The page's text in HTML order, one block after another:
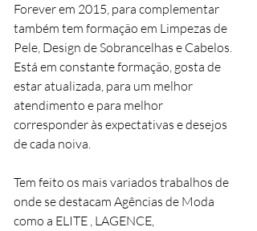
Forever em 2015, para complementar
também tem formação em Limpezas de
Pele, Design de Sobrancelhas e Cabelos.
Está em constante formação, gosta de
estar atualizada, para um melhor
atendimento e para melhor
corresponder às expectativas e desejos
de cada noiva.
Tem feito os mais variados trabalhos de
onde se destacam Agências de Moda
como a ELITE , LAGENCE,